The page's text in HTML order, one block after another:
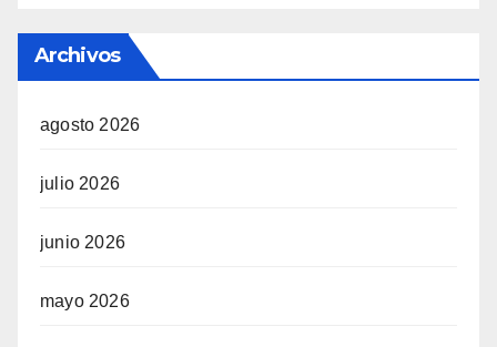
Archivos
agosto 2026
julio 2026
junio 2026
mayo 2026